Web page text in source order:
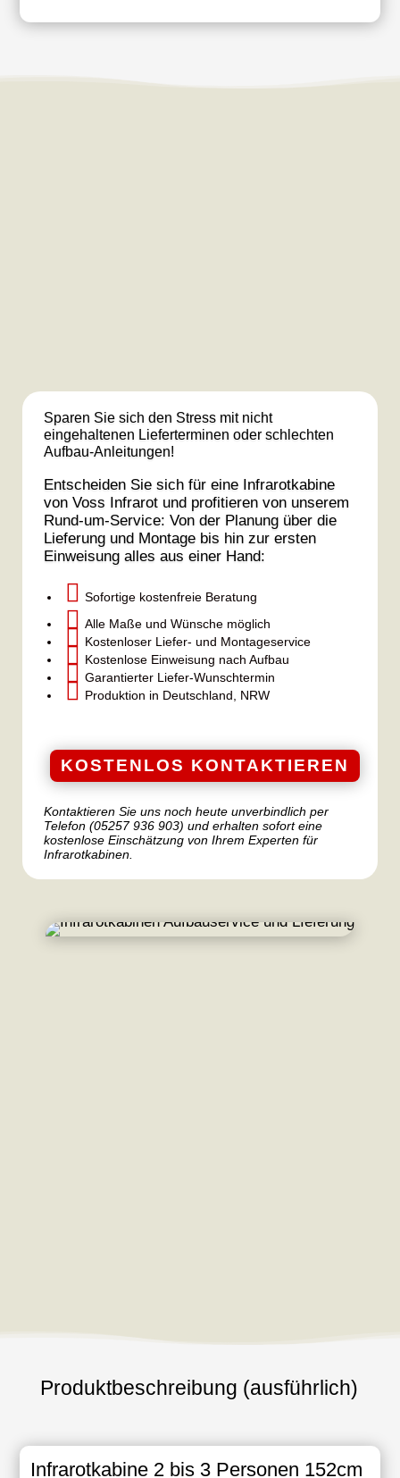
Sparen Sie sich den Stress mit nicht
eingehaltenen Lieferterminen oder schlechten
Aufbau-Anleitungen!
Entscheiden Sie sich für eine Infrarotkabine
von Voss Infrarot und profitieren von unserem
Rund-um-Service: Von der Planung über die
Lieferung und Montage bis hin zur ersten
Einweisung alles aus einer Hand:
 Sofortige kostenfreie Beratung
 Alle Maße und Wünsche möglich
 Kostenloser Liefer- und Montageservice
 Kostenlose Einweisung nach Aufbau
 Garantierter Liefer-Wunschtermin
 Produktion in Deutschland, NRW
KOSTENLOS KONTAKTIEREN
Kontaktieren Sie uns noch heute unverbindlich per
Telefon (05257 936 903) und erhalten sofort eine
kostenlose Einschätzung von Ihrem Experten für
Infrarotkabinen.
Produktbeschreibung (ausführlich)
Infrarotkabine 2 bis 3 Personen 152cm